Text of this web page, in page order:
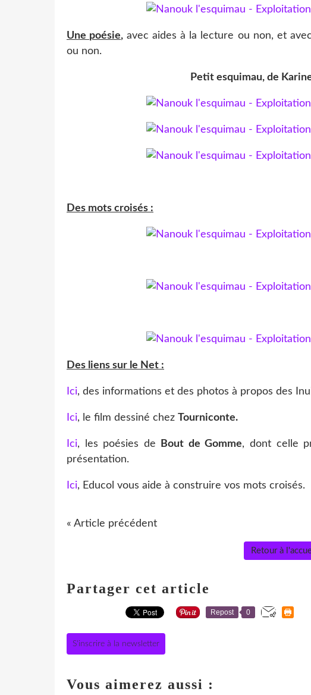
Une poésie, avec aides à la lecture ou non, et
ou non.
Petit esquimau, de
Des mots croisés :
Des liens sur le Net :
Ici, des informations et des photos à propos des
Ici, le film dessiné chez Tourniconte.
Ici, les poésies de Bout de Gomme, dont celle
présentation.
Ici, Educol vous aide à construire vos mots croisés.
« Article précédent
Retour à
Partager cet article
Repost 0
S'inscrire à la newsletter
Vous aimerez aussi :